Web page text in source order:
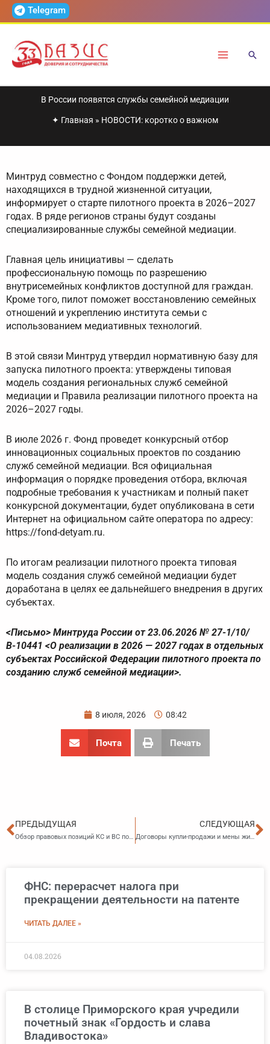
ПерейтиTelegram
В России появятся службы семейной медиации
✦ Главная » НОВОСТИ: коротко о важном
Минтруд совместно с Фондом поддержки детей,
находящихся в трудной жизненной ситуации,
информирует о старте пилотного проекта в 2026–2027
годах. В ряде регионов страны будут созданы
специализированные службы семейной медиации.
Главная цель инициативы — сделать
профессиональную помощь по разрешению
внутрисемейных конфликтов доступной для граждан.
Кроме того, пилот поможет восстановлению семейных
отношений и укреплению института семьи с
использованием медиативных технологий.
В этой связи Минтруд утвердил нормативную базу для
запуска пилотного проекта: утверждены типовая
модель создания региональных служб семейной
медиации и Правила реализации пилотного проекта на
2026–2027 годы.
В июле 2026 г. Фонд проведет конкурсный отбор
инновационных социальных проектов по созданию
служб семейной медиации. Вся официальная
информация о порядке проведения отбора, включая
подробные требования к участникам и полный пакет
конкурсной документации, будет опубликована в сети
Интернет на официальном сайте оператора по адресу:
https://fond-detyam.ru.
По итогам реализации пилотного проекта типовая
модель создания служб семейной медиации будет
доработана в целях ее дальнейшего внедрения в других
субъектах.
<Письмо> Минтруда России от 23.06.2026 № 27-1/10/
В-10441 <О реализации в 2026 — 2027 годах в отдельных
субъектах Российской Федерации пилотного проекта по
созданию служб семейной медиации>.
8 июля, 2026 08:42
Почта Печать
Пред
ПРЕДЫДУЩАЯ
Обзор правовых позиций КС и ВС по вопросам налогообложения
СЛЕДУЮЩАЯ
Договоры купли-продажи и мены жилья между гражданами планируют полностью перевести под контроль нотариусов
ФНС: перерасчет налога при
прекращении деятельности на патенте
ЧИТАТЬ ДАЛЕЕ »
04.08.2026
В столице Приморского края учредили
почетный знак «Гордость и слава
Владивостока»